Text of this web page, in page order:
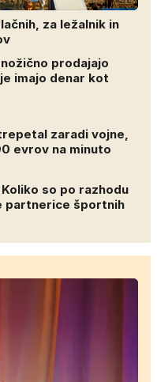
za ležalnik in
prodajajo
imajo denar kot
zaradi vojne,
evrov na minuto
so po razhodu
partnerice športnih